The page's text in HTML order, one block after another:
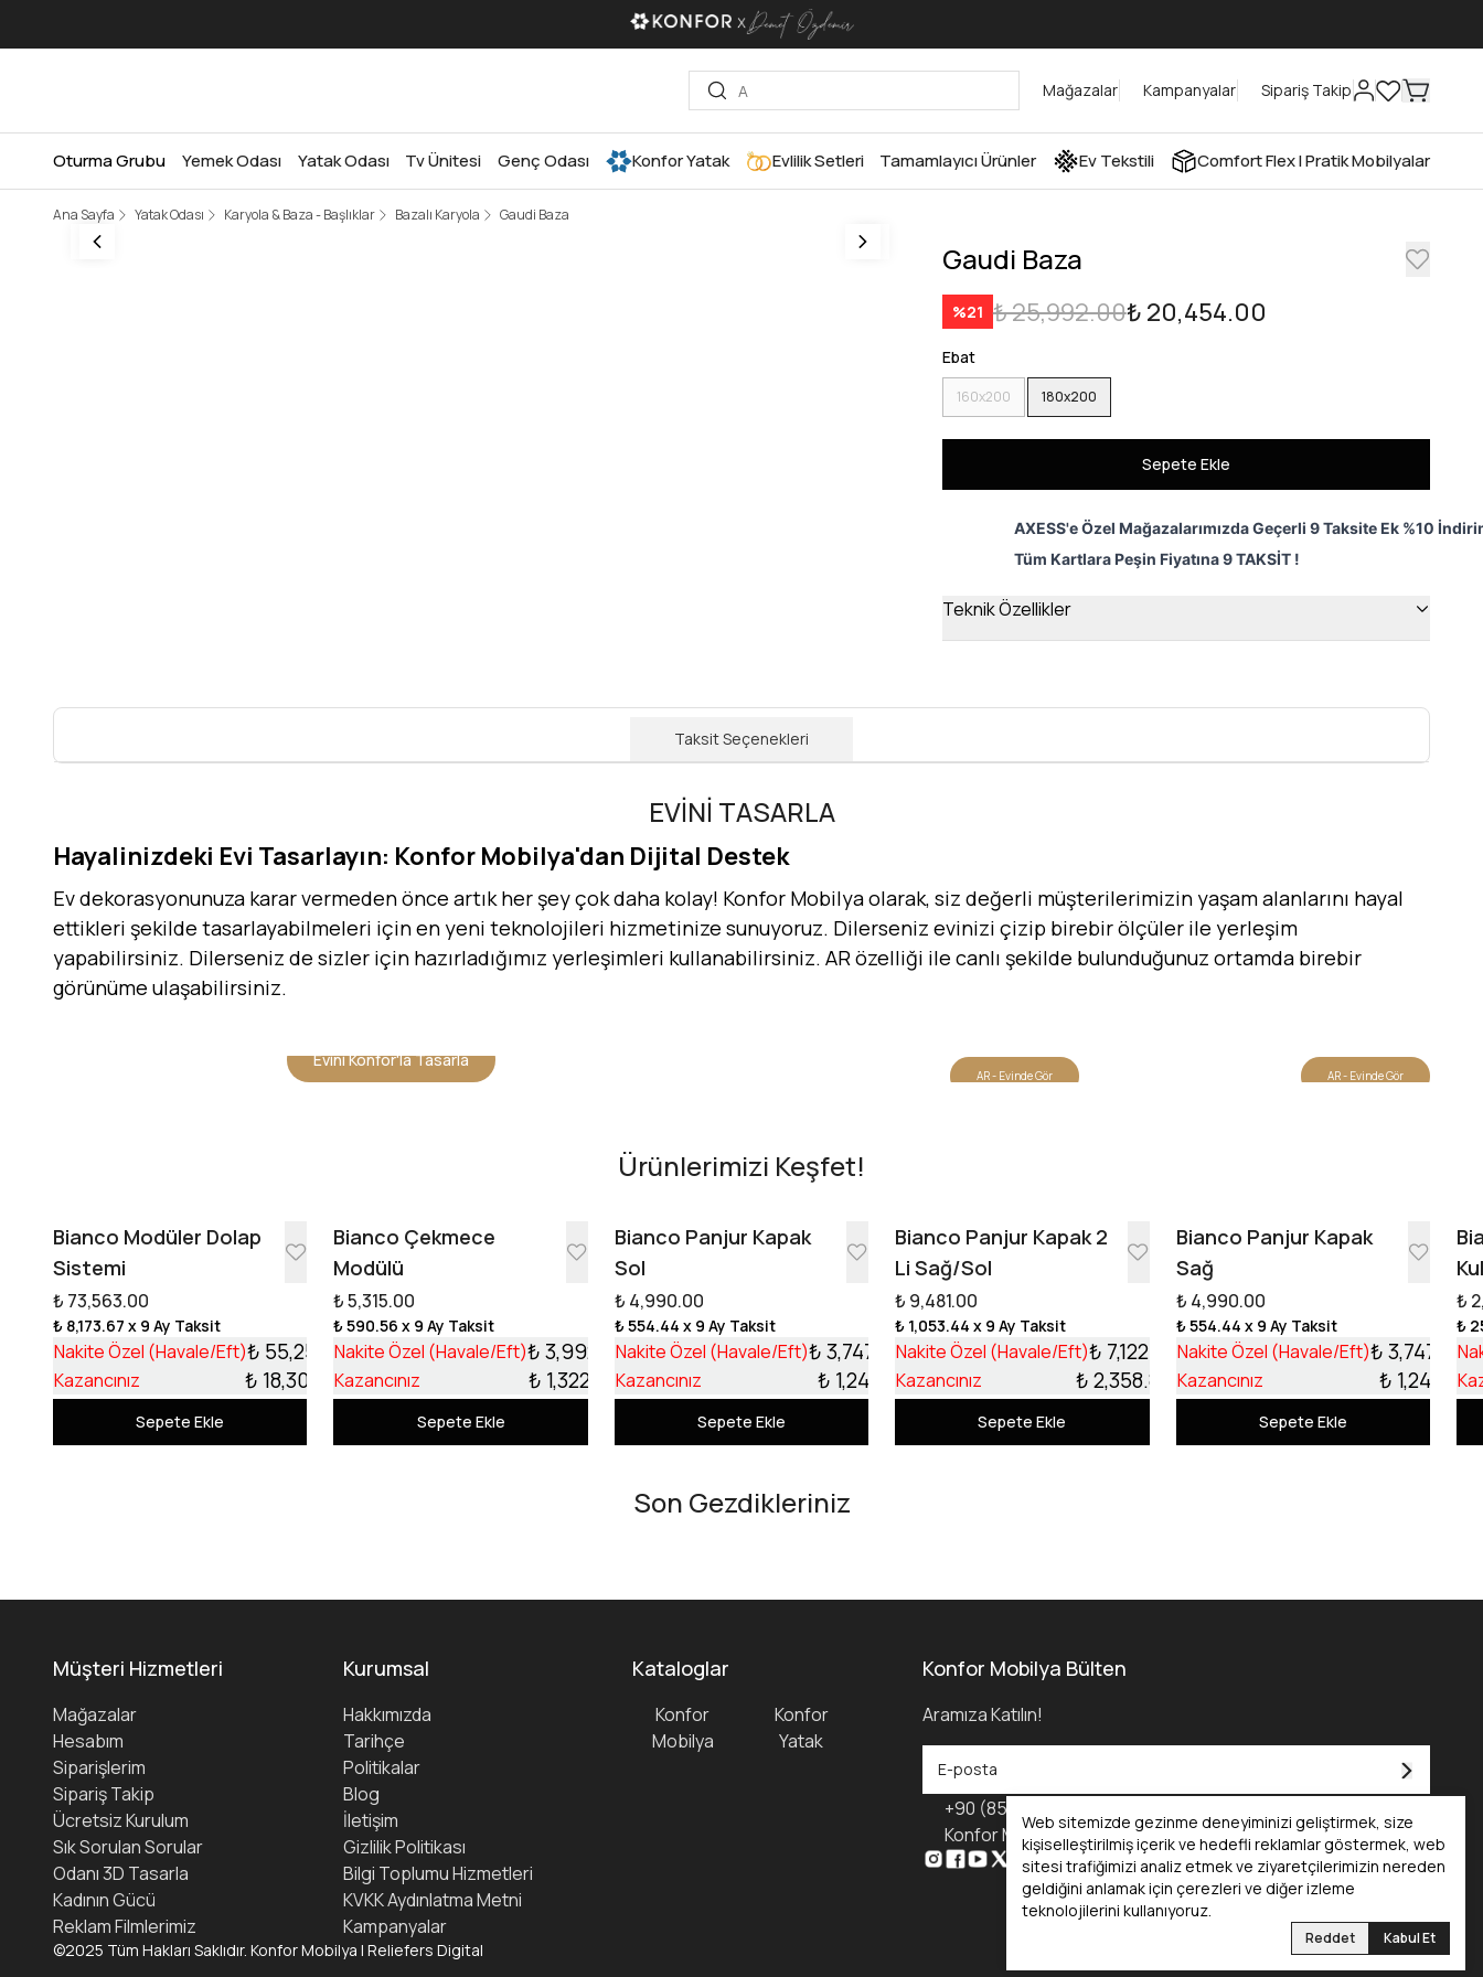
Web sitemizde gezinme deneyiminizi geliştirmek, size
kişiselleştirilmiş içerik ve hedefli reklamlar göstermek, web
sitesi trafiğimizi analiz etmek ve ziyaretçilerimizin nereden
geldiğini anlamak için çerezleri ve diğer izleme
teknolojilerini kullanıyoruz.
Reddet Kabul Et
Mağazalar Kampanyalar Sipariş Takip
Oturma Grubu Yemek Odası Yatak Odası Tv Ünitesi Genç Odası Konfor Yatak Evlilik Setleri Tamamlayıcı Ürünler Ev Tekstili Comfort Flex I Pratik Mobilyalar
Ana Sayfa Yatak Odası Karyola & Baza - Başlıklar Bazalı Karyola Gaudi Baza
Gaudi Baza
%21 ₺ 25,992.00₺ 20,454.00
Ebat
160x200 180x200
Sepete Ekle
AXESS'e Özel Mağazalarımızda Geçerli 9 Taksite Ek %10
Tüm Kartlara Peşin Fiyatına 9 TAKSİT !
Teknik Özellikler
Taksit Seçenekleri
EVİNİ TASARLA
Hayalinizdeki Evi Tasarlayın: Konfor Mobilya'dan Dijital Destek
Ev dekorasyonunuza karar vermeden önce artık her şey çok daha kolay! Konfor Mobilya olarak, siz değerli müşterilerimizin yaşam alanlarını hayal
ettikleri şekilde tasarlayabilmeleri için en yeni teknolojileri hizmetinize sunuyoruz. Dilerseniz evinizi çizip birebir ölçüler ile yerleşim
yapabilirsiniz. Dilerseniz de sizler için hazırladığımız yerleşimleri kullanabilirsiniz. AR özelliği ile canlı şekilde bulunduğunuz ortamda birebir
görünüme ulaşabilirsiniz.
Evini Konfor'la Tasarla
AR - Evinde Gör AR - Evinde Gör
Ürünlerimizi Keşfet!
Bianco Modüler Dolap
Sistemi
₺ 73,563.00
₺ 8,173.67 x 9 Ay Taksit
Nakite Özel (Havale/Eft)₺ 55,253.17
Kazancınız ₺ 18,309.83
Sepete Ekle
Bianco Çekmece
Modülü
₺ 5,315.00
₺ 590.56 x 9 Ay Taksit
Nakite Özel (Havale/Eft)₺ 3,992.10
Kazancınız ₺ 1,322.90
Sepete Ekle
Bianco Panjur Kapak
Sol
₺ 4,990.00
₺ 554.44 x 9 Ay Taksit
Nakite Özel (Havale/Eft)₺ 3,747.99
Kazancınız ₺ 1,242.01
Sepete Ekle
Bianco Panjur Kapak 2
Li Sağ/Sol
₺ 9,481.00
₺ 1,053.44 x 9 Ay Taksit
Nakite Özel (Havale/Eft)₺ 7,122.13
Kazancınız ₺ 2,358.87
Sepete Ekle
Bianco Panjur Kapak
Sağ
₺ 4,990.00
₺ 554.44 x 9 Ay Taksit
Nakite Özel (Havale/Eft)₺ 3,747.99
Kazancınız ₺ 1,242.01
Sepete Ekle
₺
₺
Son Gezdikleriniz
Müşteri Hizmetleri
Mağazalar
Hesabım
Siparişlerim
Sipariş Takip
Ücretsiz Kurulum
Sık Sorulan Sorular
Odanı 3D Tasarla
Kadının Gücü
Reklam Filmlerimiz
Kurumsal
Hakkımızda
Tarihçe
Politikalar
Blog
İletişim
Gizlilik Politikası
Bilgi Toplumu Hizmetleri
KVKK Aydınlatma Metni
Kampanyalar
Kataloglar
Konfor
Mobilya
Konfor
Yatak
Konfor Mobilya Bülten
Aramıza Katılın!
+90 (850) 455 0 232
Konfor Mobilya Kataloğu - 2025
©2025 Tüm Hakları Saklıdır. Konfor Mobilya | Reliefers Digital